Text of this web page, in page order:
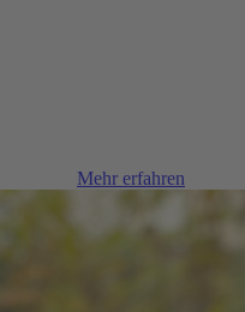
Mehr erfahren